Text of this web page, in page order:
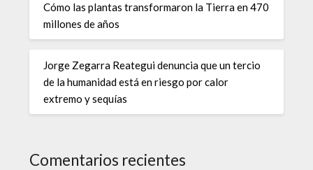
Cómo las plantas transformaron la Tierra en 470
millones de años
Jorge Zegarra Reategui denuncia que un tercio
de la humanidad está en riesgo por calor
extremo y sequías
Comentarios recientes